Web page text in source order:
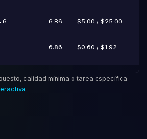
6.86 $5.00 / $25.00
6.86 $0.60 / $1.92
calidad mínima o tarea específica
.